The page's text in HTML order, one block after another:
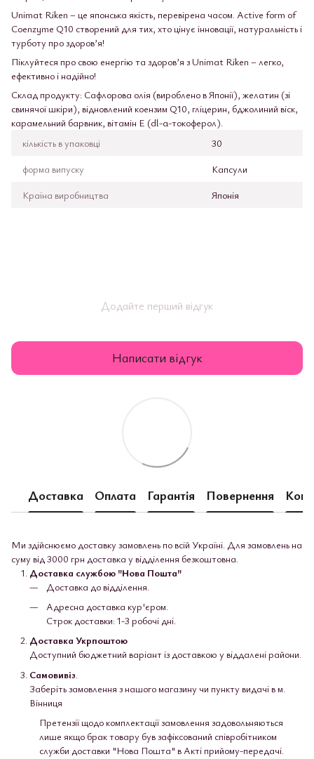
Unimat Riken – це японська якість, перевірена часом. Active form of
Coenzyme Q10 створений для тих, хто цінує інновації, натуральність і
турботу про здоров’я!
Піклуйтеся про свою енергію та здоров’я з Unimat Riken – легко,
ефективно і надійно!
Склад продукту: Сафлорова олія (вироблено в Японії), желатин (зі
свинячої шкіри), відновлений коензим Q10, гліцерин, бджолиний віск,
карамельний барвник, вітамін Е (dl-α-токоферол).
кількість в упаковці
30
форма випуску
Капсули
Країна виробництва
Японія
Додайте перший відгук
Написати відгук
Доставка Оплата Гарантія Повернення
Ми здійснюємо доставку замовлень по всій Україні. Для замовлень на
суму від 3000 грн доставка у відділення безкоштовна.
Доставка службою "Нова Пошта"
Доставка до відділення.
Адресна доставка кур'єром.
Строк доставки: 1-3 робочі дні.
Доставка Укрпоштою
Доступний бюджетний варіант із доставкою у віддалені райони.
Самовивіз
Заберіть замовлення з нашого магазину чи пункту видачі в м.
Вінниця
Претензії щодо комплектації замовлення задовольняються
лише якщо брак товару був зафіксований співробітником
служби доставки "Нова Пошта" в Акті прийому-передачі.